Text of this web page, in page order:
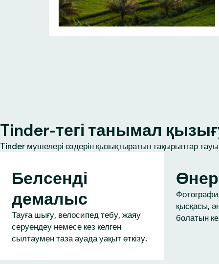
Tinder-тегі танымал
Tinder мүшелері өздерін қызықтыратын тақырыптар
Белсенді
демалыс
Тауға шығу, велосипед тебу, жаяу
серуендеу немесе кез келген
сылтаумен таза ауада уақыт өткізу.
Өнер
қысқасы,
болатын